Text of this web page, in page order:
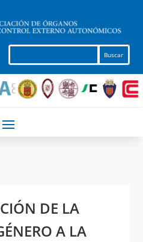
DE LA
A LA